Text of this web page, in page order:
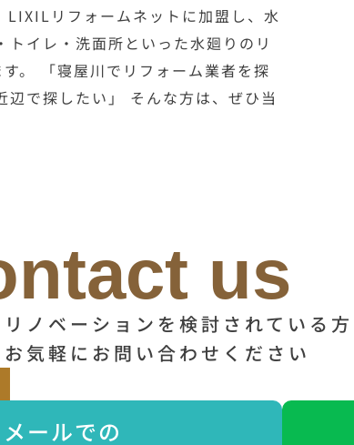
リフォームネットに加盟し、水
イレ・洗面所といった水廻りのリ
。 「寝屋川でリフォーム業者を探
で探したい」 そんな方は、ぜひ当
us
ノベーションを検討されている方
気軽にお問い合わせください
メールでの